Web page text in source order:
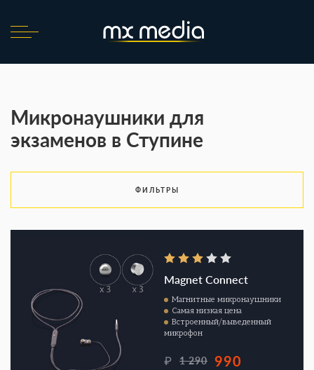
Микронаушники для
экзаменов в Ступине
ФИЛЬТРЫ
Magnet Connect
Магнитные микронаушники
Самая низкая цена
Встроенный/выведенный
микрофон
₽ 1 290 990